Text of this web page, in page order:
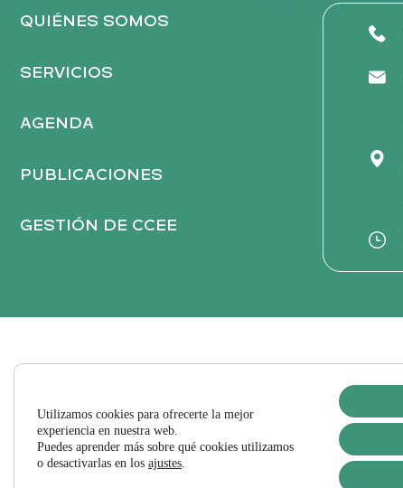
t
QUIÉNES SOMOS
SERVICIOS
AGENDA
PUBLICACIONES
GESTIÓN DE CCEE
Utilizamos cookies para ofrecerte la mejor
experiencia en nuestra web.
Puedes aprender más sobre qué cookies utilizamos
o desactivarlas en los ajustes.